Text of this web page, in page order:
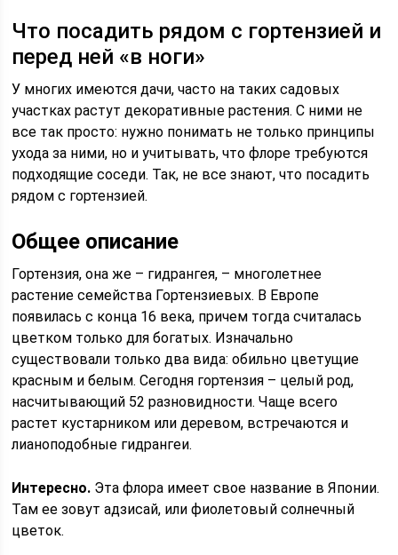
Что посадить рядом с гортензией и
перед ней «в ноги»
У многих имеются дачи, часто на таких садовых
участках растут декоративные растения. С ними не
все так просто: нужно понимать не только принципы
ухода за ними, но и учитывать, что флоре требуются
подходящие соседи. Так, не все знают, что посадить
рядом с гортензией.
Общее описание
Гортензия, она же – гидрангея, – многолетнее
растение семейства Гортензиевых. В Европе
появилась с конца 16 века, причем тогда считалась
цветком только для богатых. Изначально
существовали только два вида: обильно цветущие
красным и белым. Сегодня гортензия – целый род,
насчитывающий 52 разновидности. Чаще всего
растет кустарником или деревом, встречаются и
лианоподобные гидрангеи.
Интересно. Эта флора имеет свое название в Японии.
Там ее зовут адзисай, или фиолетовый солнечный
цветок.